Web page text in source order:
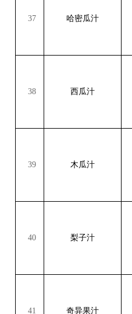
37 哈密瓜汁
38 西瓜汁
39 木瓜汁
40 梨子汁
41 奇异果汁